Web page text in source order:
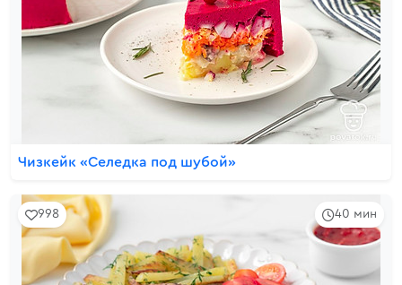
Чизкейк «Селедка под шубой»
40 мин
998